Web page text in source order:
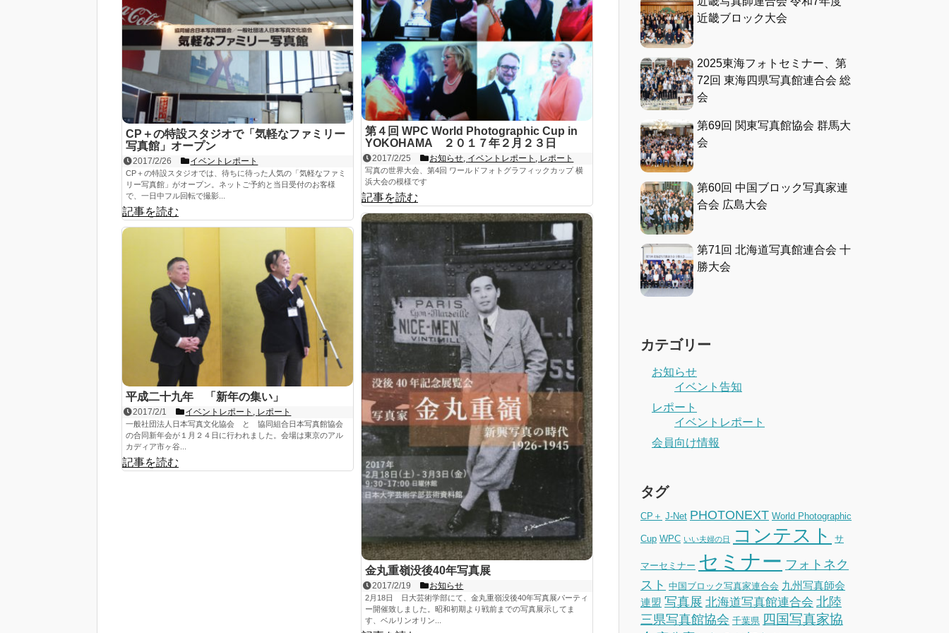
CP＋の特設スタジオで「気軽なファミリー
写真館」オープン
2017/2/26 イベントレポート
CP＋の特設スタジオでは、待ちに待った人気の「気軽なファミ
リー写真館」がオープン。ネットご予約と当日受付のお客様
で、一日中フル回転で撮影...
記事を読む
第４回 WPC World Photographic Cup in
YOKOHAMA ２０１７年２月２３日
2017/2/25 お知らせ, イベントレポート , レポート
写真の世界大会、第4回 ワールドフォトグラフィックカップ 横
浜大会の模様です
記事を読む
金丸重嶺没後40年写真展
2017/2/19 お知らせ
2月18日 日大芸術学部にて、金丸重嶺没後40年写真展パーティ
ー開催致しました。昭和初期より戦前までの写真展示してま
す、ベルリンオリン...
平成二十九年 「新年の集い」
2017/2/1 イベントレポート , レポート
一般社団法人日本写真文化協会 と 協同組合日本写真館協会
の合同新年会が１月２４日に行われました。会場は東京のアル
カディア市ヶ谷...
記事を読む
近畿ブロック大会
2025東海フォトセミナー、第
72回 東海四県写真館連合会 総
会
第69回 関東写真館協会 群馬大
会
第60回 中国ブロック写真家連
合会 広島大会
第71回 北海道写真館連合会 十
勝大会
カテゴリー
お知らせ
イベント告知
レポート
イベントレポート
会員向け情報
タグ
CP＋ J-Net PHOTONEXT World Photographic
Cup WPC いい夫婦の日 コンテスト サ
マーセミナー セミナー フォトネク
スト 中国ブロック写真家連合会 九州写真師会
連盟 写真展 北海道写真館連合会 北陸
三県写真館協会 千葉県 四国写真家協